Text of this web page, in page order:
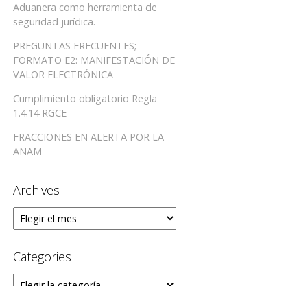
Aduanera como herramienta de
seguridad jurídica.
PREGUNTAS FRECUENTES;
FORMATO E2: MANIFESTACIÓN DE
VALOR ELECTRÓNICA
Cumplimiento obligatorio Regla
1.4.14 RGCE
FRACCIONES EN ALERTA POR LA
ANAM
Archives
Archives
Categories
Categories